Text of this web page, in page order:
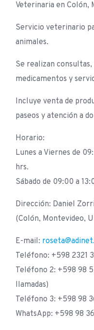
Veterinaria en Colón,
Servicio veterinario
animales.
Se realizan
medicamentos y
Incluye venta de
paseos y atención a
Horario:
Lunes a Viernes de
hrs.
Sábado de 09:00 a
Dirección: Daniel
(Colón, Montevideo,
E-mail:
Teléfono: +598 2321
Teléfono 2: +598 98
llamadas)
Teléfono 3: +598 98
WhatsApp: +598 98